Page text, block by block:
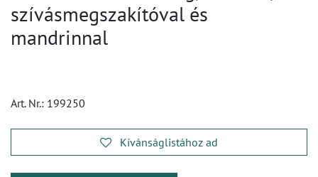
szívásmegszakítóval és
mandrinnal
Art. Nr.: 199250
Kívánságlistához ad